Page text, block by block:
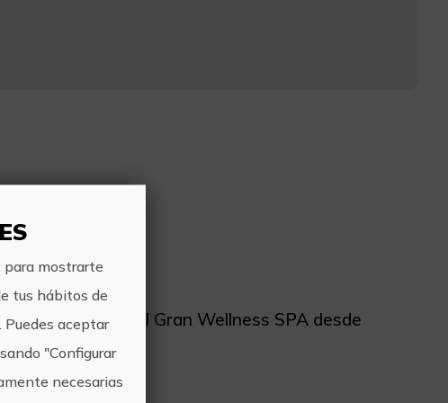
16:00-20:00
de aguas del Gran Wellness SPA desde
mostrarte
tus hábitos de
aceptar
"Configurar
necesarias